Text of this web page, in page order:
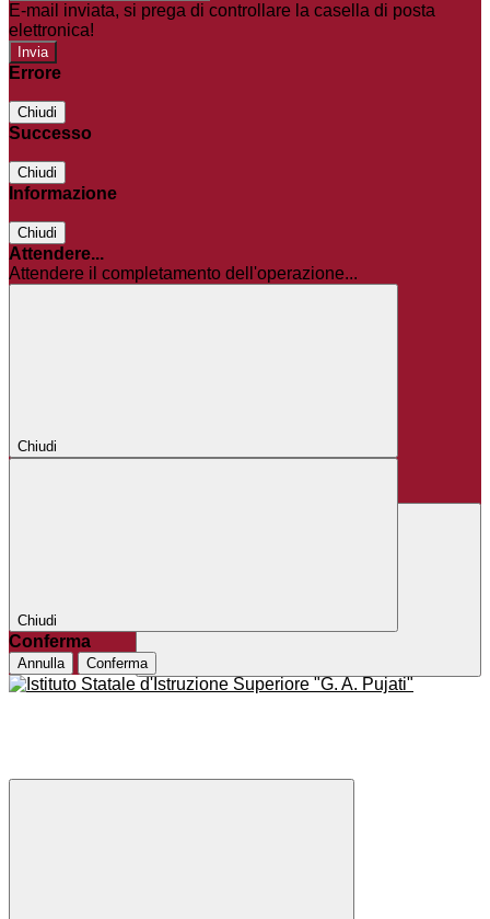
E-mail inviata, si prega di controllare la casella di posta
elettronica!
Errore
Chiudi
Successo
Chiudi
Informazione
Chiudi
Attendere...
Attendere il completamento dell'operazione...
Chiudi
Chiudi
Conferma
Annulla Conferma